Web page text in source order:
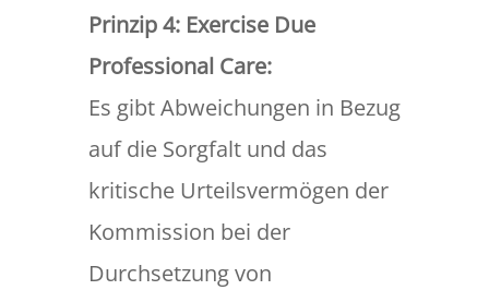
Prinzip 4: Exercise Due
Professional Care:
Es gibt Abweichungen in Bezug
auf die Sorgfalt und das
kritische Urteilsvermögen der
Kommission bei der
Durchsetzung von